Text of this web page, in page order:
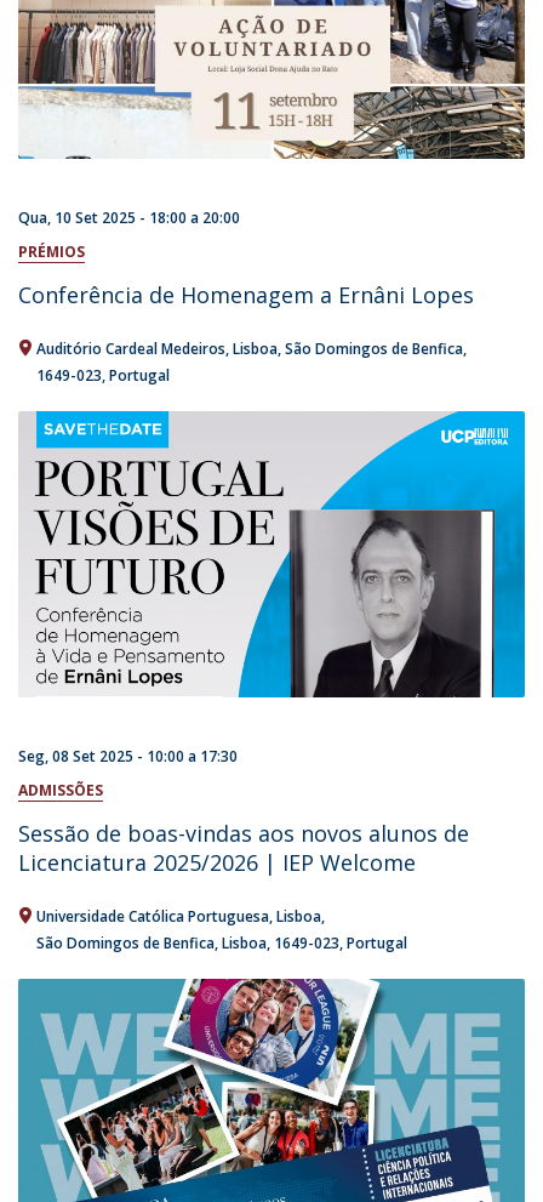
Qua, 10 Set 2025 - 18:00 a 20:00
PRÉMIOS
Conferência de Homenagem a Ernâni Lopes
Auditório Cardeal Medeiros Lisboa São Domingos de Benfica
1649-023 Portugal
Seg, 08 Set 2025 - 10:00 a 17:30
ADMISSÕES
Sessão de boas-vindas aos novos alunos de
Licenciatura 2025/2026 | IEP Welcome
Universidade Católica Portuguesa Lisboa
São Domingos de Benfica, Lisboa 1649-023 Portugal